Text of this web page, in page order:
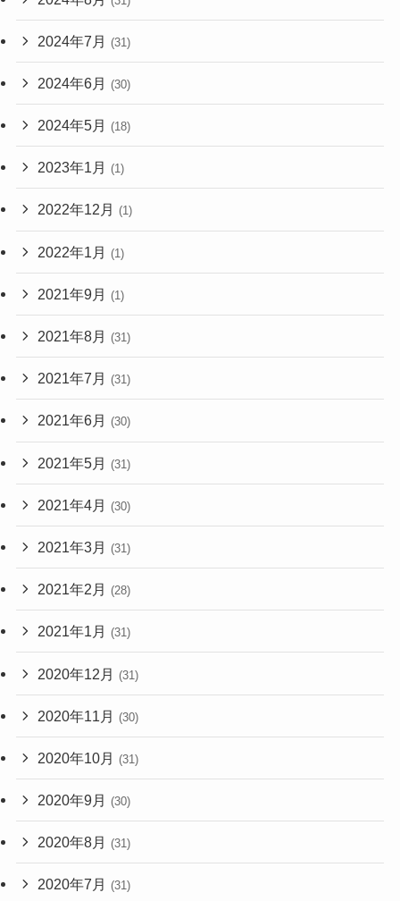
2024年7月 (31)
2024年6月 (30)
2024年5月 (18)
2023年1月 (1)
2022年12月 (1)
2022年1月 (1)
2021年9月 (1)
2021年8月 (31)
2021年7月 (31)
2021年6月 (30)
2021年5月 (31)
2021年4月 (30)
2021年3月 (31)
2021年2月 (28)
2021年1月 (31)
2020年12月 (31)
2020年11月 (30)
2020年10月 (31)
2020年9月 (30)
2020年8月 (31)
2020年7月 (31)